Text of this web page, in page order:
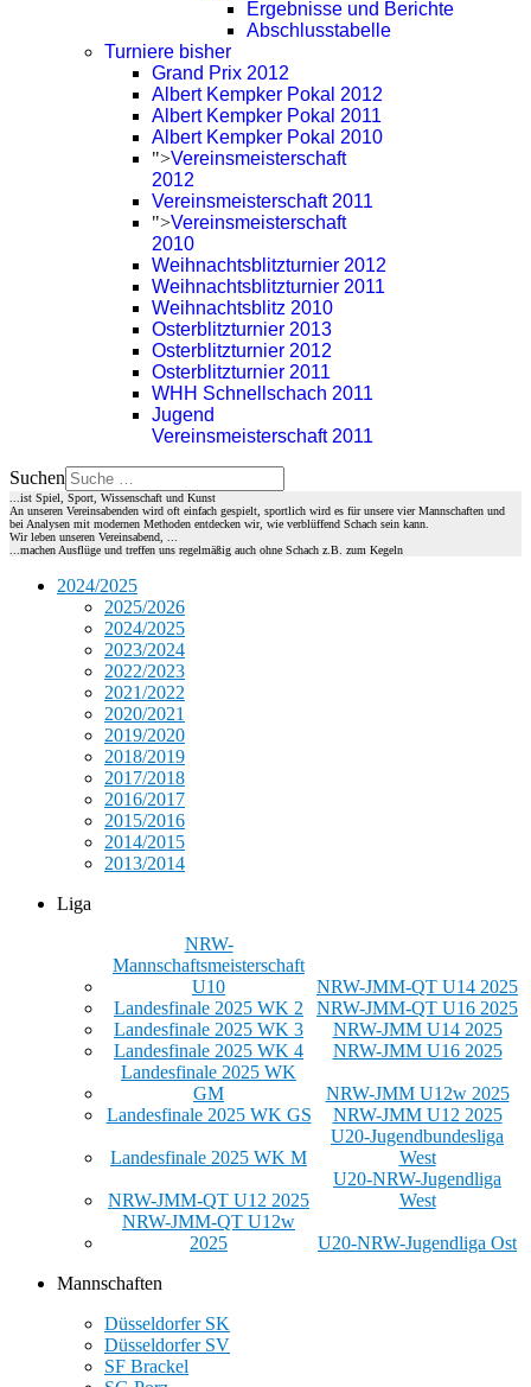
Ergebnisse und Berichte
Abschlusstabelle
Turniere bisher
Grand Prix 2012
Albert Kempker Pokal 2012
Albert Kempker Pokal 2011
Albert Kempker Pokal 2010
">Vereinsmeisterschaft
2012
Vereinsmeisterschaft 2011
">Vereinsmeisterschaft
2010
Weihnachtsblitzturnier 2012
Weihnachtsblitzturnier 2011
Weihnachtsblitz 2010
Osterblitzturnier 2013
Osterblitzturnier 2012
Osterblitzturnier 2011
WHH Schnellschach 2011
Jugend
Vereinsmeisterschaft 2011
Suchen
...ist Spiel, Sport, Wissenschaft und Kunst
An unseren Vereinsabenden wird oft einfach gespielt, sportlich wird es für unsere vier Mannschaften und
bei Analysen mit modernen Methoden entdecken wir, wie verblüffend Schach sein kann.
Wir leben unseren Vereinsabend, ...
...machen Ausflüge und treffen uns regelmäßig auch ohne Schach z.B. zum Kegeln
2024/2025
2025/2026
2024/2025
2023/2024
2022/2023
2021/2022
2020/2021
2019/2020
2018/2019
2017/2018
2016/2017
2015/2016
2014/2015
2013/2014
Liga
NRW-
Mannschaftsmeisterschaft
U10
NRW-JMM-QT U14 2025
Landesfinale 2025 WK 2
NRW-JMM-QT U16 2025
Landesfinale 2025 WK 3
NRW-JMM U14 2025
Landesfinale 2025 WK 4
NRW-JMM U16 2025
Landesfinale 2025 WK
GM
NRW-JMM U12w 2025
Landesfinale 2025 WK GS
NRW-JMM U12 2025
Landesfinale 2025 WK M
U20-Jugendbundesliga
West
NRW-JMM-QT U12 2025
U20-NRW-Jugendliga
West
NRW-JMM-QT U12w
2025
U20-NRW-Jugendliga Ost
Mannschaften
Düsseldorfer SK
Düsseldorfer SV
SF Brackel